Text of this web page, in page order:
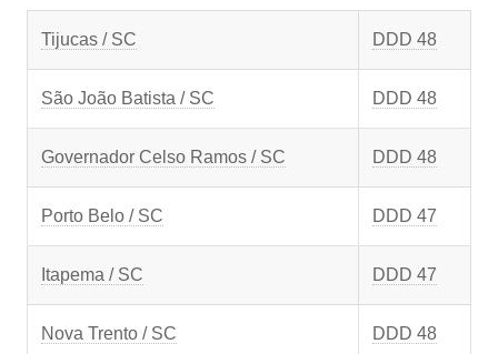
Tijucas / SC DDD 48
São João Batista / SC DDD 48
Governador Celso Ramos / SC DDD 48
Porto Belo / SC DDD 47
Itapema / SC DDD 47
Nova Trento / SC DDD 48